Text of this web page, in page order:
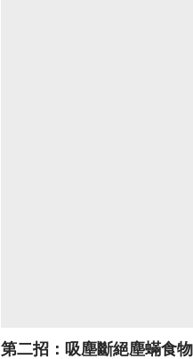
第二招：吸塵斷絕塵蟎食物